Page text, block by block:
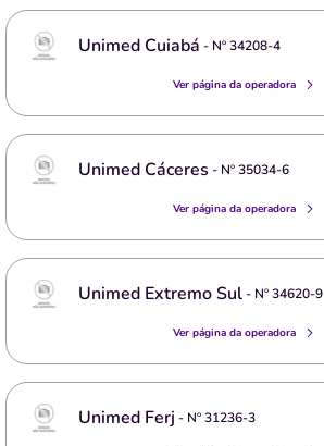
Unimed Cuiabá - Nº34208-4
Ver página da operadora
Unimed Cáceres - Nº35034-6
Ver página da operadora
Unimed Extremo Sul- Nº34620-9
Ver página da operadora
Unimed Ferj - Nº31236-3